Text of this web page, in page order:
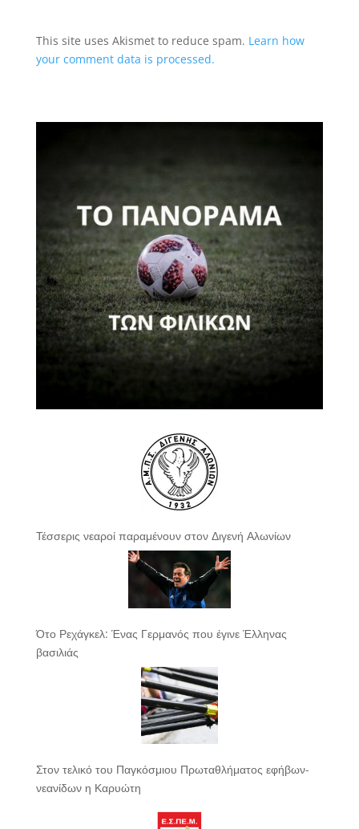
This site uses Akismet to reduce spam. Learn how
your comment data is processed.
Τέσσερις νεαροί παραμένουν στον Διγενή Αλωνίων
Ότο Ρεχάγκελ: Ένας Γερμανός που έγινε Έλληνας
βασιλιάς
Στον τελικό του Παγκόσμιου Πρωταθλήματος εφήβων-
νεανίδων η Καρυώτη